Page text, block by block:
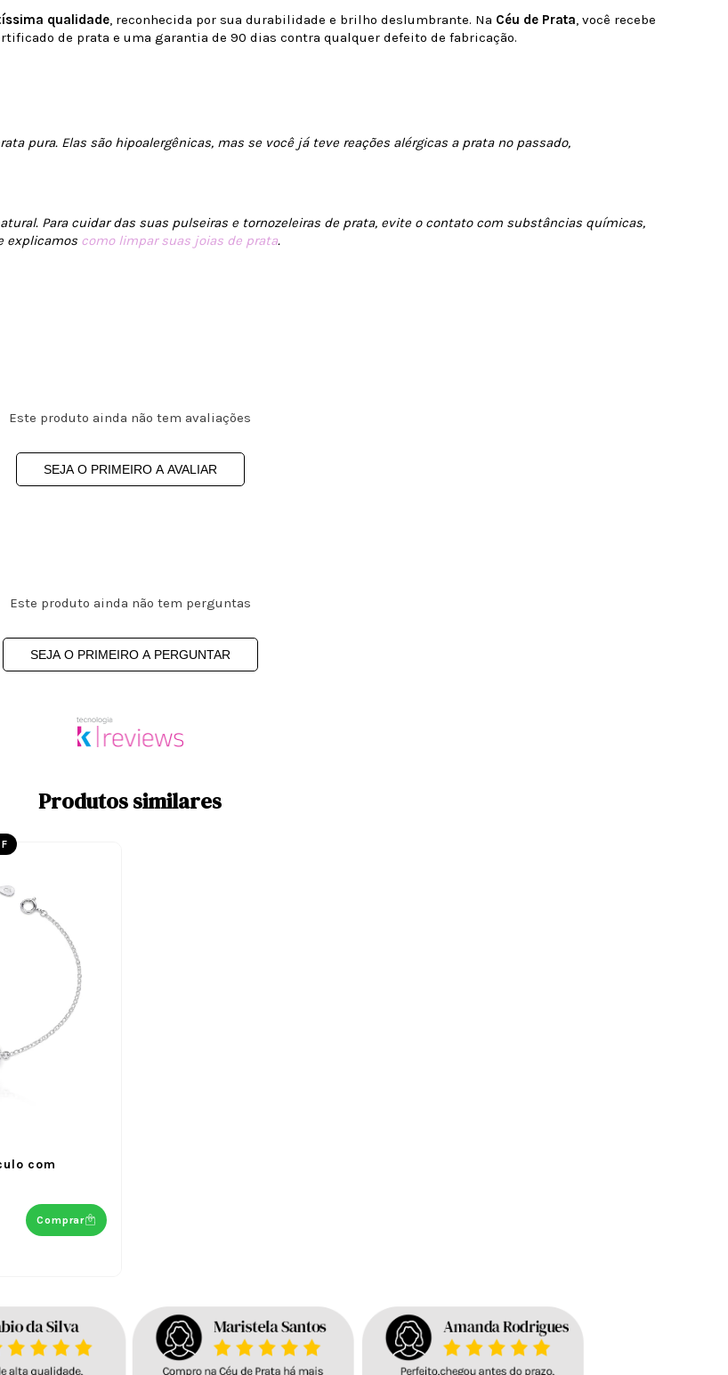
qualidade, reconhecida por sua durabilidade e brilho deslumbrante. Na Céu de Prata, você recebe
de prata e uma garantia de 90 dias contra qualquer defeito de fabricação.
pura. Elas são hipoalergênicas, mas se você já teve reações alérgicas a prata no passado,
Para cuidar das suas pulseiras e tornozeleiras de prata, evite o contato com substâncias químicas,
explicamos como limpar suas joias de prata.
Este produto ainda não tem avaliações
SEJA O PRIMEIRO A AVALIAR
Este produto ainda não tem perguntas
SEJA O PRIMEIRO A PERGUNTAR
Produtos similares
com
Comprar